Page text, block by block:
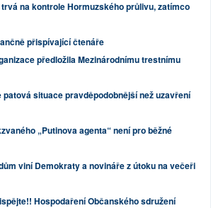
trvá na kontrole Hormuzského průlivu, zatímco
přispívající čtenáře
předložila Mezinárodnímu trestnímu
patová situace pravděpodobnější než uzavření
„Putinova agenta“ není pro běžné
viní Demokraty a novináře z útoku na večeři
Hospodaření Občanského sdružení